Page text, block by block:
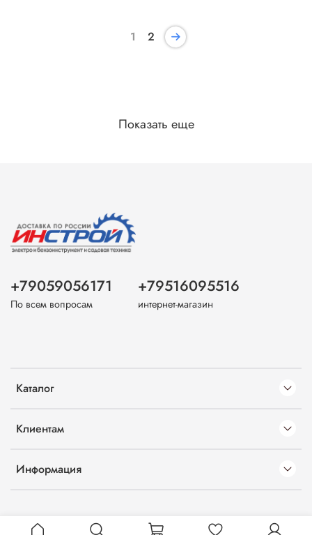
1 2
Показать еще
Каталог
Клиентам
Информация
+79059056171
По всем вопросам
+79516095516
интернет-магазин